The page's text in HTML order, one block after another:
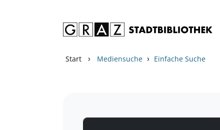
Start › Mediensuche › Einfache Suche